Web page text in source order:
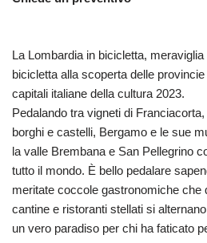
La Lombardia in bicicletta,
bicicletta alla scoperta delle
capitali italiane della cultura 2023.
Pedalando tra vigneti di
borghi e castelli, Bergamo e le sue
la valle Brembana e San Pellegrino
tutto il mondo. È bello pedalare
meritate coccole gastronomiche che
cantine e ristoranti stellati si
un vero paradiso per chi ha faticato